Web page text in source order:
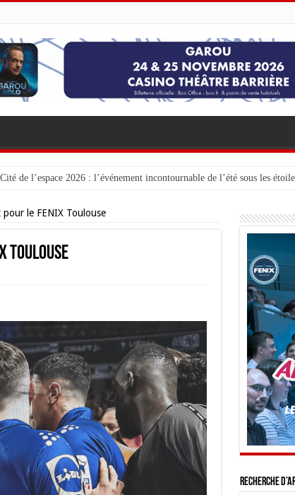
de l’espace 2026 : l’événement incontournable de l’été sous les
le FENIX Toulouse
Toulouse
Recherche